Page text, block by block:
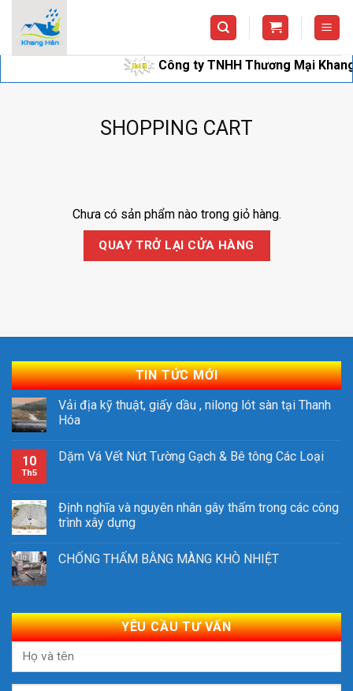
content
Công ty TNHH Thương Mại
SHOPPING CART
Chưa có sản phẩm nào trong giỏ hàng.
QUAY TRỞ LẠI CỬA HÀNG
TIN TỨC MỚI
Vải địa kỹ thuật, giấy dầu , nilong lót sàn tại Thanh
Hóa
10
Th5
Dặm Vá Vết Nứt Tường Gạch & Bê tông Các Loại
Định nghĩa và nguyên nhân gây thấm trong các công
trình xây dựng
CHỐNG THẤM BẰNG MÀNG KHÒ NHIỆT
YÊU CẦU TƯ VẤN